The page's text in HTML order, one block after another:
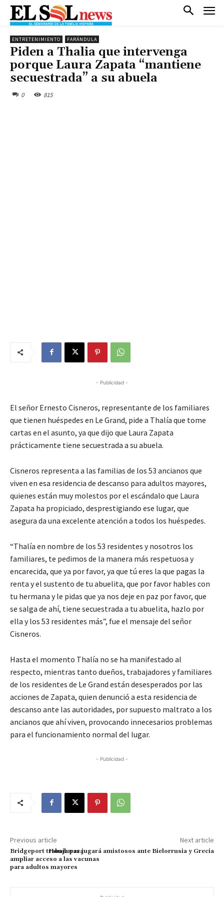
ENTRETENIMIENTO FARÁNDULA
Piden a Thalia que intervenga
porque Laura Zapata “mantiene
secuestrada” a su abuela
0 815
- Publicidad -
El señor Ernesto Cisneros, representante de los familiares
que tienen huéspedes en Le Grand, pide a Thalía que tome
cartas en el asunto, ya que dijo que Laura Zapata
prácticamente tiene secuestrada a su abuela.
Cisneros representa a las familias de los 53 ancianos que
viven en esa residencia de descanso para adultos mayores,
quienes están muy molestos por el escándalo que Laura
Zapata ha propiciado, desprestigiando ese lugar, que
asegura da una excelente atención a todos los huéspedes.
“Thalía en nombre de los 53 residentes y nosotros los
familiares, te pedimos de la manera más respetuosa y
encarecida, que ya por favor, ya que tú eres la que pagas la
renta y el sustento de tu abuelita, que por favor hables con
tu hermana y le pidas que ya nos deje en paz por favor, que
se salga de ahí, tiene secuestrada a tu abuelita, hazlo por
ella y los 53 residentes más”, fue el mensaje del señor
Cisneros.
Hasta el momento Thalía no se ha manifestado al
respecto, mientras tanto dueños, trabajadores y familiares
de los residentes de Le Grand están desesperados por las
acciones de Zapata, quien denunció a esta residencia de
descanso ante las autoridades, por supuesto maltrato a los
ancianos que ahí viven, provocando innecesarios problemas
para el funcionamiento normal del lugar.
- Publicidad -
Previous article
Bridgeport trabaja para
ampliar acceso a las vacunas
para adultos mayores
Next article
Honduras jugará amistosos ante Bielorrusia y Grecia